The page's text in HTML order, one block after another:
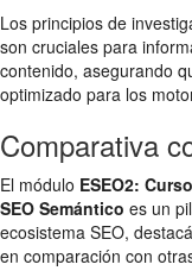
Los principios de
son cruciales para
contenido, asegurando
optimizado para los
Comparativa
El módulo ESEO2:
SEO Semántico es un
ecosistema SEO,
en comparación con